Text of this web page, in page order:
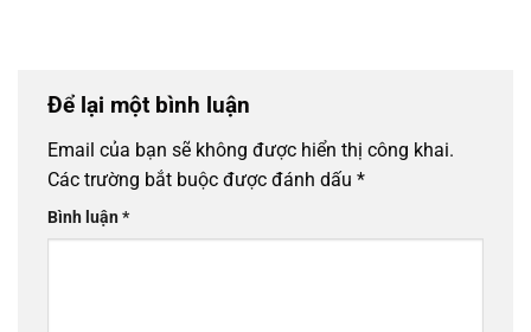
Để lại một bình luận
Email của bạn sẽ không được hiển thị công khai.
Các trường bắt buộc được đánh dấu *
Bình luận*